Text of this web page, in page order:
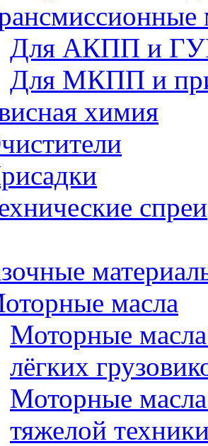
Для АКПП и
Для МКПП и
химия
спреи
масла
Моторные
лёгких
Моторные
тяжелой